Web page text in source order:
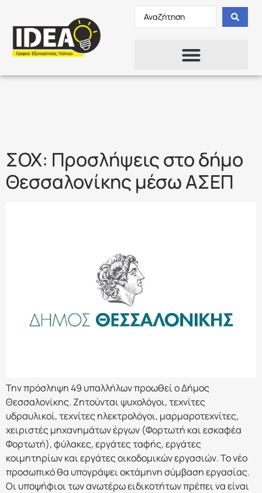
ΣΟΧ: Προσλήψεις στο δήμο
Θεσσαλονίκης μέσω ΑΣΕΠ
Την πρόσληψη 49 υπαλλήλων προωθεί ο Δήμος
Θεσσαλονίκης. Ζητούνται ψυχολόγοι, τεχνίτες
υδραυλικοί, τεχνίτες ηλεκτρολόγοι, μαρμαροτεχνίτες,
χειριστές μηχανημάτων έργων (Φορτωτή και εσκαφέα
Φορτωτή), φύλακες, εργάτες ταφής, εργάτες
κοιμητηρίων και εργάτες οικοδομικών εργασιών. Το νέο
προσωπικό θα υπογράψει οκτάμηνη σύμβαση εργασίας.
Οι υποψήφιοι των ανωτέρω ειδικοτήτων πρέπει να είναι